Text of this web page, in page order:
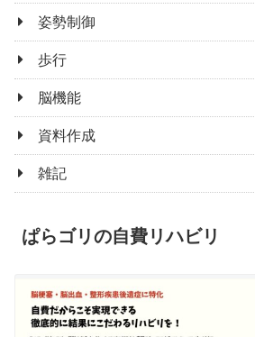
姿勢制御
歩行
脳機能
資料作成
雑記
ぱらゴリの自費リハビリ